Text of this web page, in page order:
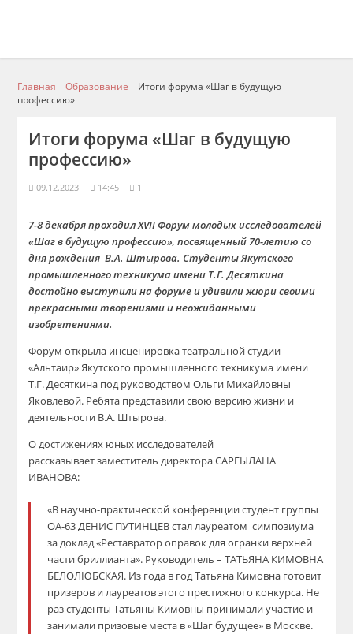
Главная Образование
Итоги форума «Шаг в будущую
профессию»
Итоги форума «Шаг в будущую
профессию»
09.12.2023 14:45 1
7-8 декабря проходилXVII Форум молодых исследователей
«Шаг в будущую профессию»,посвященный 70-летию со
дня рожденияВ.А.Штырова. Студенты Якутского
промышленного техникума имени Т.Г. Десяткина
достойно выступили на форуме и удивили жюри своими
прекрасными творениями инеожиданными
изобретениями.
Форум открыла инсценировка театральной студии
«Альтаир» Якутского промышленного техникума имени
Т.Г. Десяткина под руководством Ольги Михайловны
Яковлевой. Ребята представили свою версию жизни и
деятельности В.А. Штырова.
О достижениях юных исследователей
рассказываетзаместитель директораСАРГЫЛАНА
ИВАНОВА:
«В научно-практической конференциистудент группы
ОА-63ДЕНИС ПУТИНЦЕВсталлауреатом симпозиума
за доклад«Реставратор оправок для огранки верхней
части бриллианта». Руководитель –ТАТЬЯНА КИМОВНА
БЕЛОЛЮБСКАЯ. Из года в год Татьяна Кимовна готовит
призеров и лауреатов этого престижного конкурса. Не
раз студенты Татьяны Кимовны принимали участие и
занимали призовые места в «Шаг будущее» в Москве.